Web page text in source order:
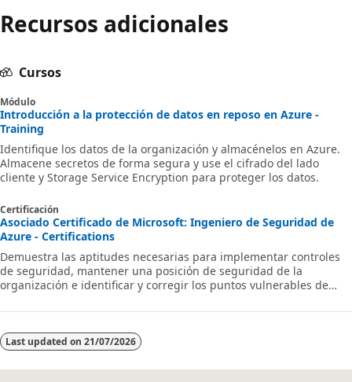
Recursos adicionales
Cursos
Módulo
Introducción a la protección de datos en reposo en Azure -
Training
Identifique los datos de la organización y almacénelos en Azure.
Almacene secretos de forma segura y use el cifrado del lado
cliente y Storage Service Encryption para proteger los datos.
Certificación
Asociado Certificado de Microsoft: Ingeniero de Seguridad de
Azure - Certifications
Demuestra las aptitudes necesarias para implementar controles
de seguridad, mantener una posición de seguridad de la
organización e identificar y corregir los puntos vulnerables de
Last updated on 21/07/2026